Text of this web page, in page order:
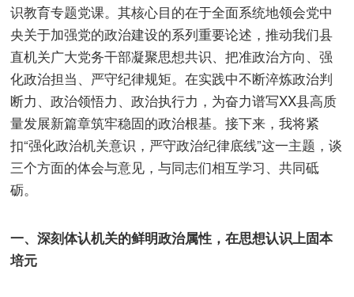
识教育专题党课。其核心目的在于全面系统地领会党中
央关于加强党的政治建设的系列重要论述，推动我们县
直机关广大党务干部凝聚思想共识、把准政治方向、强
化政治担当、严守纪律规矩。在实践中不断淬炼政治判
断力、政治领悟力、政治执行力，为奋力谱写XX县高质
量发展新篇章筑牢稳固的政治根基。接下来，我将紧
扣“强化政治机关意识，严守政治纪律底线”这一主题，谈
三个方面的体会与意见，与同志们相互学习、共同砥
砺。
一、深刻体认机关的鲜明政治属性，在思想认识上固本
培元